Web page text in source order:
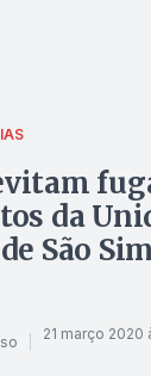
da
São
21 março 2020